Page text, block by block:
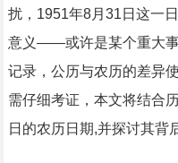
扰，1951年8月31日这一
意义——或许是某个重大
记录，公历与农历的差异
需仔细考证，本文将结合
日的农历日期,并探讨其背